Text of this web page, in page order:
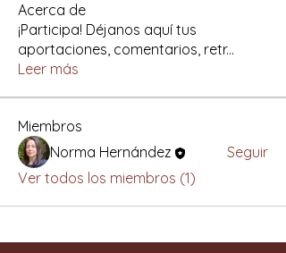
Acerca de
¡Participa! Déjanos aquí tus
aportaciones, comentarios, retr...
Leer más
Miembros
Norma Hernández
Seguir
Ver todos los miembros (1)